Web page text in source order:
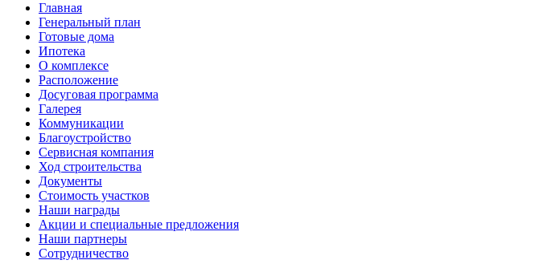
Главная
Генеральный план
Готовые дома
Ипотека
О комплексе
Расположение
Досуговая программа
Галерея
Коммуникации
Благоустройство
Сервисная компания
Ход строительства
Документы
Стоимость участков
Наши награды
Акции и специальные предложения
Наши партнеры
Сотрудничество